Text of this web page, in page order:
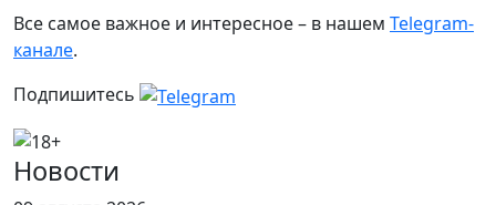
Все самое важное и интересное – в нашем Telegram-
канале.
Подпишитесь
Новости